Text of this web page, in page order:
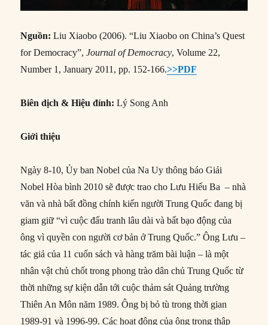
Nguồn: Liu Xiaobo (2006). “Liu Xiaobo on China’s Quest
for Democracy”,Journal of Democracy, Volume 22,
Number 1, January 2011, pp. 152-166.>>PDF
Biên dịch &Hiệu đính: Lý Song Anh
Giới thiệu
Ngày 8-10, Ủy ban Nobel của Na Uy thông báo Giải
Nobel Hòa bình 2010 sẽ được trao cho Lưu Hiểu Ba – nhà
văn và nhà bất đồng chính kiến người Trung Quốc đang bị
giam giữ “vì cuộc đấu tranh lâu dài và bất bạo động của
ông vì quyền con người cơ bản ở Trung Quốc.” Ông Lưu –
tác giả của 11 cuốn sách và hàng trăm bài luận – là một
nhân vật chủ chốt trong phong trào dân chủ Trung Quốc từ
thời những sự kiện dẫn tới cuộc thảm sát Quảng trường
Thiên An Môn năm 1989. Ông bị bỏ tù trong thời gian
1989-91 và 1996-99. Các hoạt động của ông trong thập